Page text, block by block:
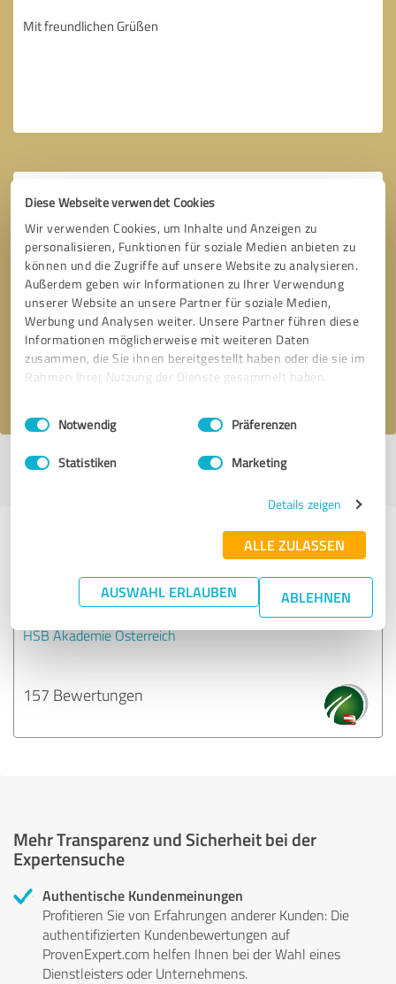
Diese Webseite verwendet Cookies
Wir verwenden Cookies, um Inhalte und Anzeigen zu
personalisieren, Funktionen für soziale Medien anbieten zu
können und die Zugriffe auf unsere Website zu analysieren.
Außerdem geben wir Informationen zu Ihrer Verwendung
unserer Website an unsere Partner für soziale Medien,
Werbung und Analysen weiter. Unsere Partner führen diese
Informationen möglicherweise mit weiteren Daten
zusammen, die Sie ihnen bereitgestellt haben oder die sie im
Rahmen Ihrer Nutzung der Dienste gesammelt haben.
Impressum Datenschutzbestimmungen
Einwilligungsauswahl
Notwendig Präferenzen
Statistiken Marketing
Details zeigen
ALLE ZULASSEN
AUSWAHL ERLAUBEN ABLEHNEN
Bitte um Rückruf * Erforderliche Angaben
Nachricht senden
Ich stimme den Datenschutzbestimmungen zu.
Profil aktiv seit 26.04.2019 | Letzte Aktualisierung: 02.08.2026
Erfahrungen zu weiteren
Anbietern aus dem Bereich
Dienstleistungen
HSB Akademie Österreich
157 Bewertungen
Mehr Transparenz und Sicherheit bei der
Expertensuche
Authentische Kundenmeinungen
Profitieren Sie von Erfahrungen anderer Kunden: Die
authentifizierten Kundenbewertungen auf
ProvenExpert.com helfen Ihnen bei der Wahl eines
Dienstleisters oder Unternehmens.